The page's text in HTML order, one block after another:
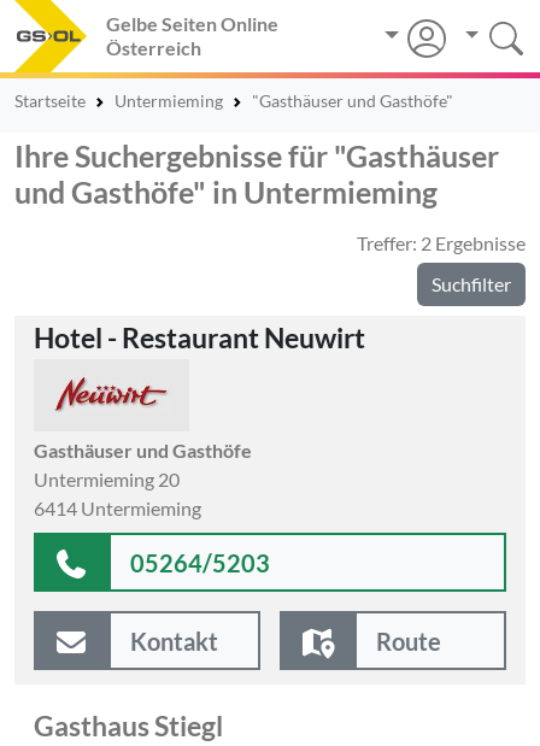
Gelbe Seiten Online
Österreich
Startseite Untermieming "Gasthäuser und Gasthöfe"
Ihre Suchergebnisse für "Gasthäuser
und Gasthöfe" in Untermieming
Treffer: 2 Ergebnisse
Suchfilter
Hotel - Restaurant Neuwirt
Gasthäuser und Gasthöfe
Untermieming 20
6414 Untermieming
05264/5203
Kontakt Route
Gasthaus Stiegl